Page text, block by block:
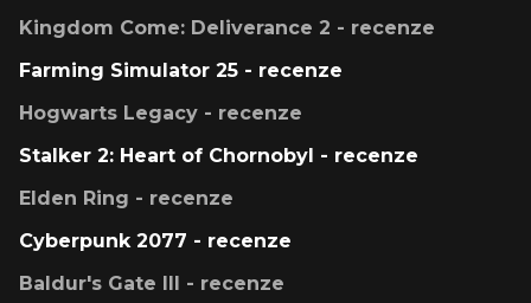
Kingdom Come: Deliverance 2 - recenze
Farming Simulator 25 - recenze
Hogwarts Legacy - recenze
Stalker 2: Heart of Chornobyl - recenze
Elden Ring - recenze
Cyberpunk 2077 - recenze
Baldur's Gate III - recenze